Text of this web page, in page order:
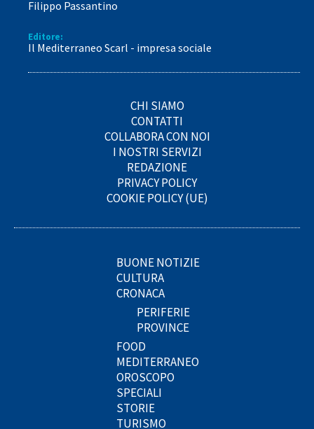
Filippo Passantino
Editore:
Il Mediterraneo Scarl - impresa sociale
CHI SIAMO
CONTATTI
COLLABORA CON NOI
I NOSTRI SERVIZI
REDAZIONE
PRIVACY POLICY
COOKIE POLICY (UE)
BUONE NOTIZIE
CULTURA
CRONACA
PERIFERIE
PROVINCE
FOOD
MEDITERRANEO
OROSCOPO
SPECIALI
STORIE
TURISMO